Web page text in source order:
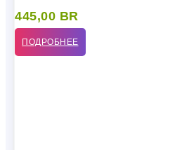
445,00 BR
ПОДРОБНЕЕ